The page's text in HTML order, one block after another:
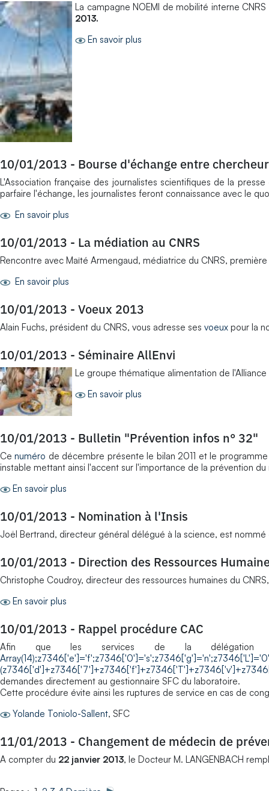
La campagne NOEMI de mobilité interne
2013.
En savoir plus
10/01/2013 - Bourse d'échange entre
L'Association française des journalistes scientifiques de la
parfaire l'échange, les journalistes feront connaissance avec le
En savoir plus
10/01/2013 - La médiation au CNRS
Rencontre avec Maïté Armengaud, médiatrice du CNRS,
En savoir plus
10/01/2013 - Voeux 2013
Alain Fuchs, président du CNRS, vous adresse ses voeux pour la
10/01/2013 - Séminaire AllEnvi
Le groupe thématique alimentation de
En savoir plus
10/01/2013 - Bulletin "Prévention infos n° 32"
Cenuméro de décembre présente le bilan 2011 et le
instable mettant ainsi l'accent sur l'importance de la prévention
En savoir plus
10/01/2013 - Nomination à l'Insis
Joël Bertrand, directeur général délégué à la science, est
10/01/2013 - Direction des Ressources
Christophe Coudroy, directeur des ressources humaines du
En savoir plus
10/01/2013 - Rappel procédure CAC
Afin que les services de la délégation
demandes directement au gestionnaire SFC du laboratoire.
Cette procédure évite ainsi les ruptures de service en cas de
Yolande Toniolo-Sallent, SFC
11/01/2013 - Changement de médecin de
A compter du 22 janvier 2013, le Docteur M. LANGENBACH